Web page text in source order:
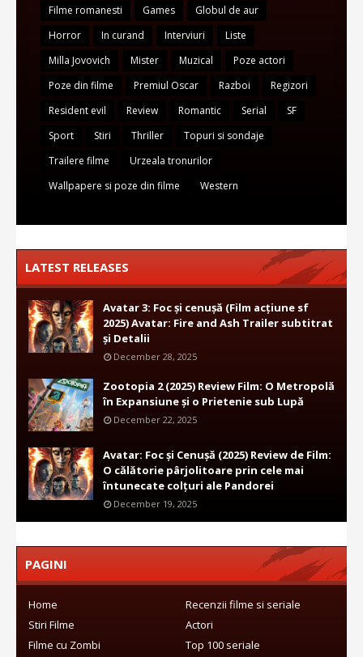
Filme romanesti
Games
Globul de aur
Horror
In curand Interviuri
Liste
Milla Jovovich
Mister Muzical
Poze actori
Poze din filme
Premiul Oscar Razboi
Regizori
Resident evil
Review Romantic Serial
SF
Sport
Stiri Thriller
Topuri si sondaje
Trailere filme
Urzeala tronurilor
Wallpapere si poze din filme
Western
LATEST RELEASES
Avatar 3: Foc și cenușă (Film acțiune sf
2025) Avatar: Fire and Ash Trailer subtitrat
și Detalii
December 28, 2025
Zootopia 2 (2025) Review Film: O Metropolă
în Expansiune și o Prietenie sub Lupă
December 22, 2025
Avatar: Foc și Cenușă (2025) Review de Film:
O călătorie pârjolitoare prin cele mai
întunecate colțuri ale Pandorei
December 19, 2025
PAGINI
Home
Recenzii filme si seriale
Stiri Filme
Actori
Filme cu Zombi
Top 100 seriale